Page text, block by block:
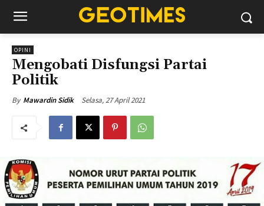
OPINI
Mengobati Disfungsi Partai
Politik
By Mawardin Sidik Selasa, 27 April 2021